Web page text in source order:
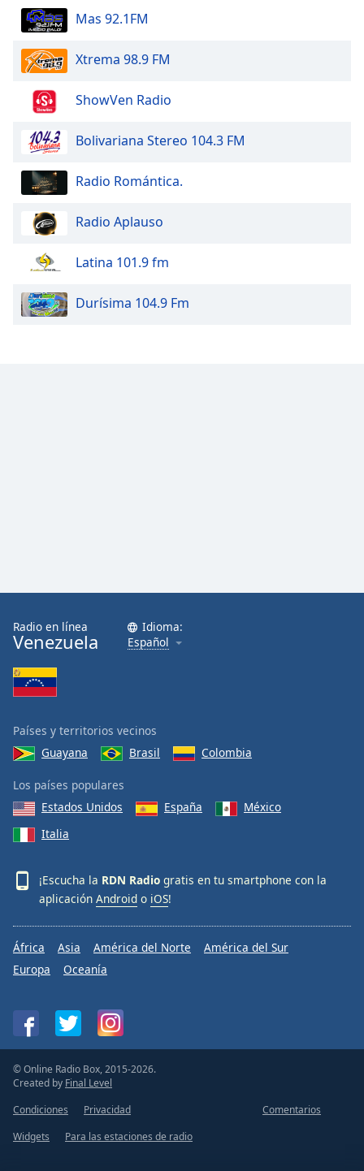
Mas 92.1FM
Xtrema 98.9 FM
ShowVen Radio
Bolivariana Stereo 104.3 FM
Radio Romántica.
Radio Aplauso
Latina 101.9 fm
Durísima 104.9 Fm
Radio en línea
Venezuela
Idioma:
Español
Países y territorios vecinos
Guayana
Brasil Colombia
Los países populares
Estados Unidos
España
México
Italia
¡Escucha la RDN Radio gratis en tu smartphone con la
aplicación Android o iOS!
África Asia América del Norte
América del Sur
Europa
Oceanía
© Online Radio Box, 2015-2026.
Created by Final Level
Condiciones
Privacidad
Comentarios
Widgets
Para las estaciones de radio